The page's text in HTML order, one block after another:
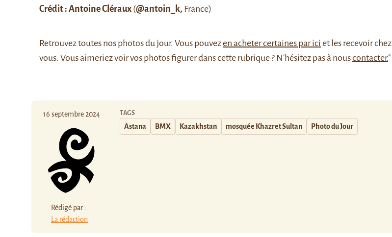
Crédit : Antoine Cléraux (@antoin_k, France)
Retrouveztoutes nos photos du jour. Vous pouvezen acheter certaines par ici et les recevoir chez
vous. Vous aimeriez voir vos photos figurer dans cette rubrique ? N'hésitez pas à nouscontacter."
16 septembre 2024
Rédigé par :
La rédaction
TAGS
Astana BMX Kazakhstan mosquée Khazret Sultan Photo du Jour